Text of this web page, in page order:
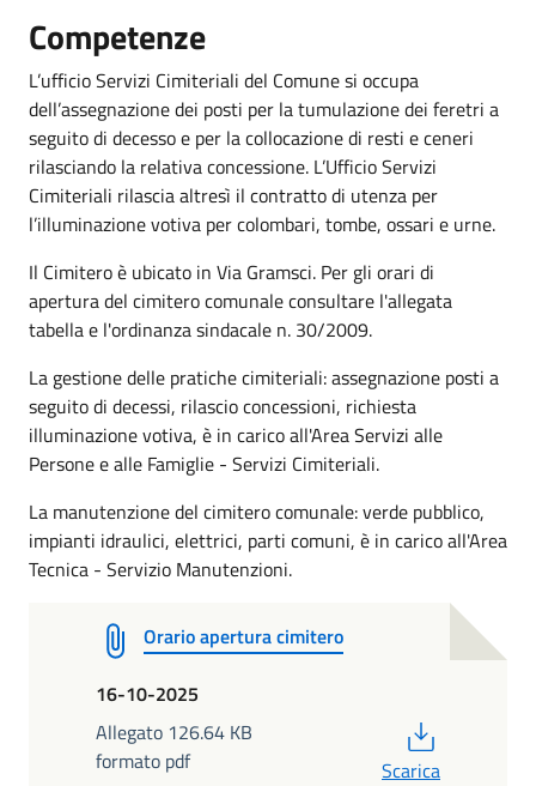
Competenze
L’ufficio Servizi Cimiteriali del Comune si occupa
dell’assegnazione dei posti per la tumulazione dei feretri a
seguito di decesso e per la collocazione di resti e ceneri
rilasciando la relativa concessione. L’Ufficio Servizi
Cimiteriali rilascia altresì il contratto di utenza per
l’illuminazione votiva per colombari, tombe, ossari e urne.
Il Cimitero è ubicato in Via Gramsci. Per gli orari di
apertura del cimitero comunale consultare l'allegata
tabella e l'ordinanza sindacale n. 30/2009.
La gestione delle pratiche cimiteriali: assegnazione posti a
seguito di decessi, rilascio concessioni, richiesta
illuminazione votiva, è in carico all'Area Servizi alle
Persone e alle Famiglie - Servizi Cimiteriali.
La manutenzione del cimitero comunale: verde pubblico,
impianti idraulici, elettrici, parti comuni, è in carico all'Area
Tecnica - Servizio Manutenzioni.
Orario apertura cimitero
16-10-2025
Allegato 126.64 KB
formato pdf
Scarica